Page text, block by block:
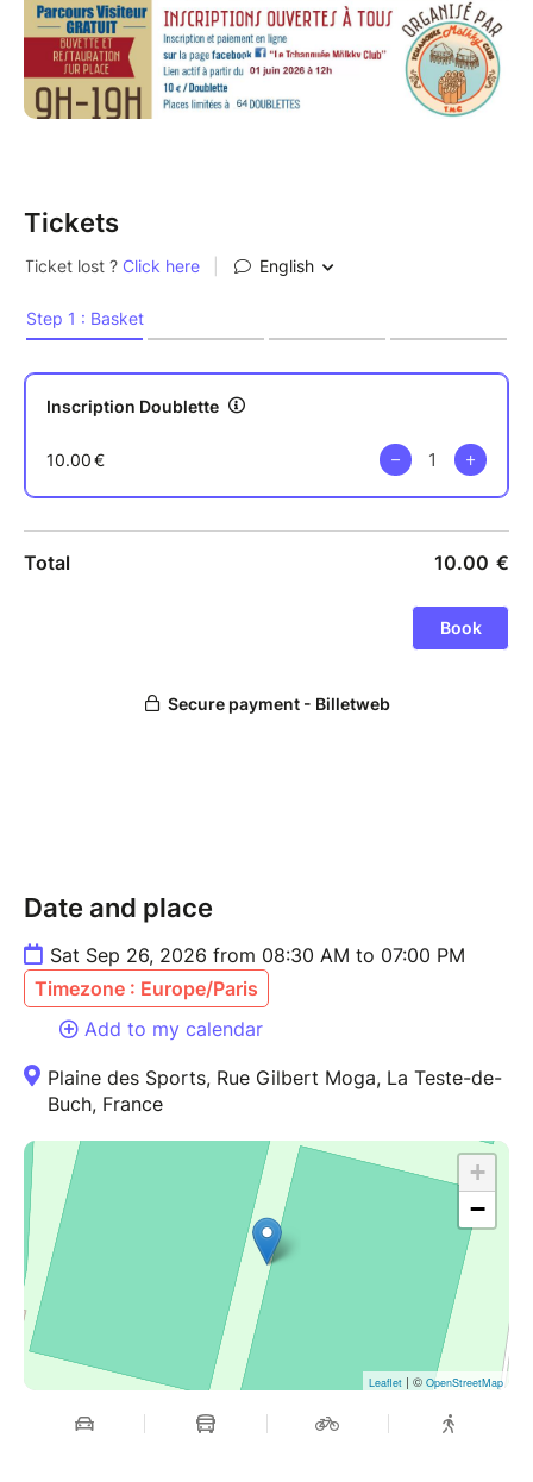
Tickets
Date and place
Sat Sep 26, 2026 from 08:30 AM to 07:00 PM
Timezone : Europe/Paris
Add to my calendar
Plaine des Sports, Rue Gilbert Moga, La Teste-de-
Buch, France
+
−
Leaflet | © OpenStreetMap